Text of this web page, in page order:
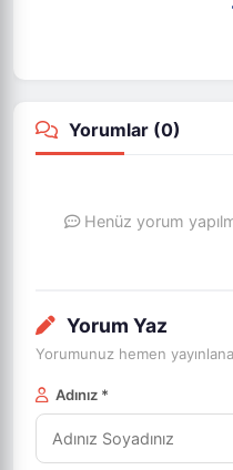
Yorumlar (0)
Henüz yorum
Yorum Yaz
Yorumunuz hemen
Adınız *